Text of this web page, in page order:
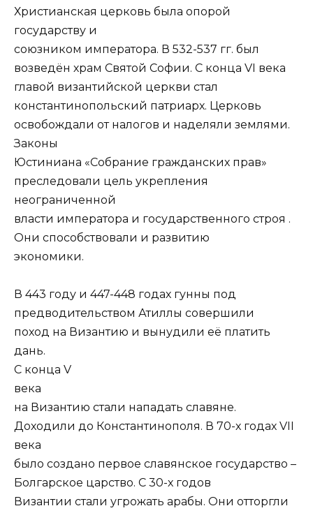
Христианская церковь была опорой
государству и
союзником императора. В 532-537 гг. был
возведён храм Святой Софии. С конца VI века
главой византийской церкви стал
константинопольский патриарх. Церковь
освобождали от налогов и наделяли землями.
Законы
Юстиниана «Собрание гражданских прав»
преследовали цель укрепления
неограниченной
власти императора и государственного строя .
Они способствовали и развитию
экономики.
В 443 году и 447-448 годах гунны под
предводительством Атиллы совершили
поход на Византию и вынудили её платить
дань.
С конца V
века
на Византию стали нападать славяне.
Доходили до Константинополя. В 70-х годах VII
века
было создано первое славянское государство –
Болгарское царство. С 30-х годов
Византии стали угрожать арабы. Они отторгли